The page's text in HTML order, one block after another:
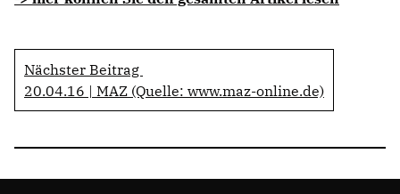
Nächster Beitrag
20.04.16 | MAZ (Quelle: www.maz-online.de)